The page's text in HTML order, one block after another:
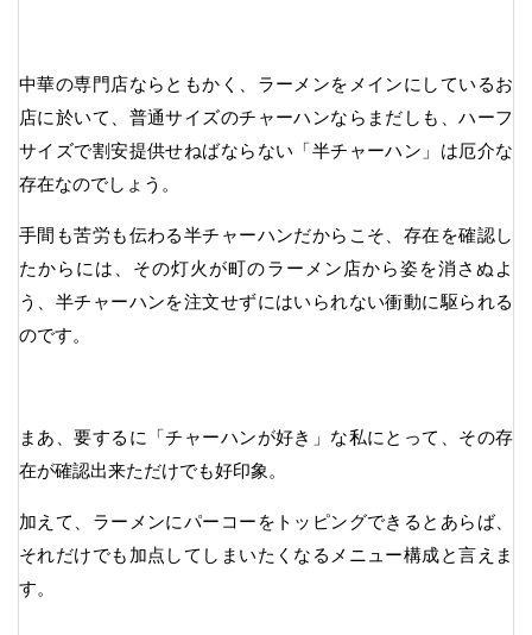
中華の専門店ならともかく、ラーメンをメインにしているお
店に於いて、普通サイズのチャーハンならまだしも、ハーフ
サイズで割安提供せねばならない「半チャーハン」は厄介な
存在なのでしょう。
手間も苦労も伝わる半チャーハンだからこそ、存在を確認し
たからには、その灯火が町のラーメン店から姿を消さぬよ
う、半チャーハンを注文せずにはいられない衝動に駆られる
のです。
まあ、要するに「チャーハンが好き」な私にとって、その存
在が確認出来ただけでも好印象。
加えて、ラーメンにパーコーをトッピングできるとあらば、
それだけでも加点してしまいたくなるメニュー構成と言えま
す。